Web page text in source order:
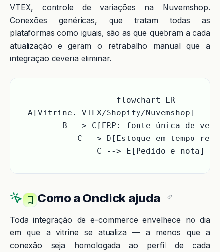
VTEX, controle de variações na Nuvemshop.
Conexões genéricas, que tratam todas as
plataformas como iguais, são as que quebram a cada
atualização e geram o retrabalho manual que a
integração deveria eliminar.
flowchart LR
A[Vitrine: VTEX/Shopify/Nuvemshop] -->
B --> C[ERP: fonte única de
C --> D[Estoque em tempo
  C --> E[Pedido e nota]
Como a Onclick ajuda
Toda integração de e-commerce envelhece no dia
em que a vitrine se atualiza — a menos que a
conexão seja homologada ao perfil de cada